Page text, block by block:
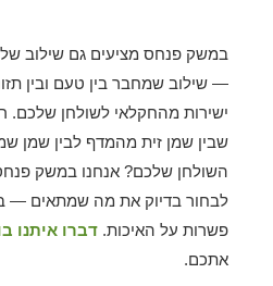
במשק פנחס מציעים גם שילוב של
— שילוב שמחבר בין טעם ובין
ישירות מהחקלאי לשולחן שלכם.
שבין שמן זית מהמדף לבין שמן
השולחן שלכם? אנחנו במשק
לבחור בדיוק את מה שמתאים —
פשרות על האיכות. דברו איתנו
אתכם.